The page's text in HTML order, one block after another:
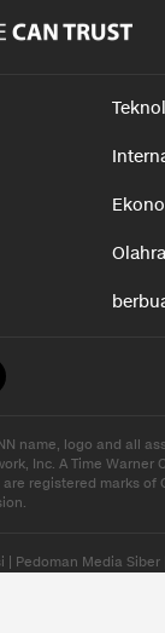
name, logo and all
Inc. A Time Warner
are registered marks of
Pedoman Media Siber